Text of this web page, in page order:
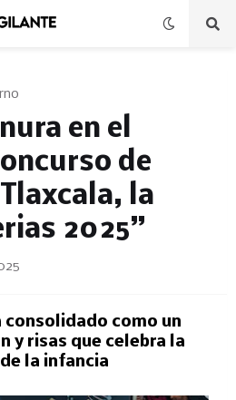
en el
de
la
2025”
consolidado como un
y risas que celebra la
la infancia